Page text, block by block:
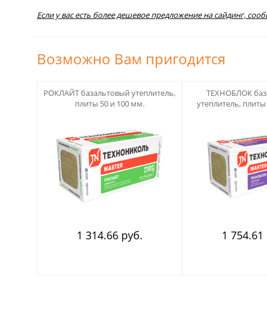
Если у вас есть более дешевое предложение на сайдинг,
Возможно Вам пригодится
РОКЛАЙТ базальтовый утеплитель,
плиты 50 и 100 мм.
1 314.66 руб.
ТЕХНОБЛОК
утеплитель,
1 754.61